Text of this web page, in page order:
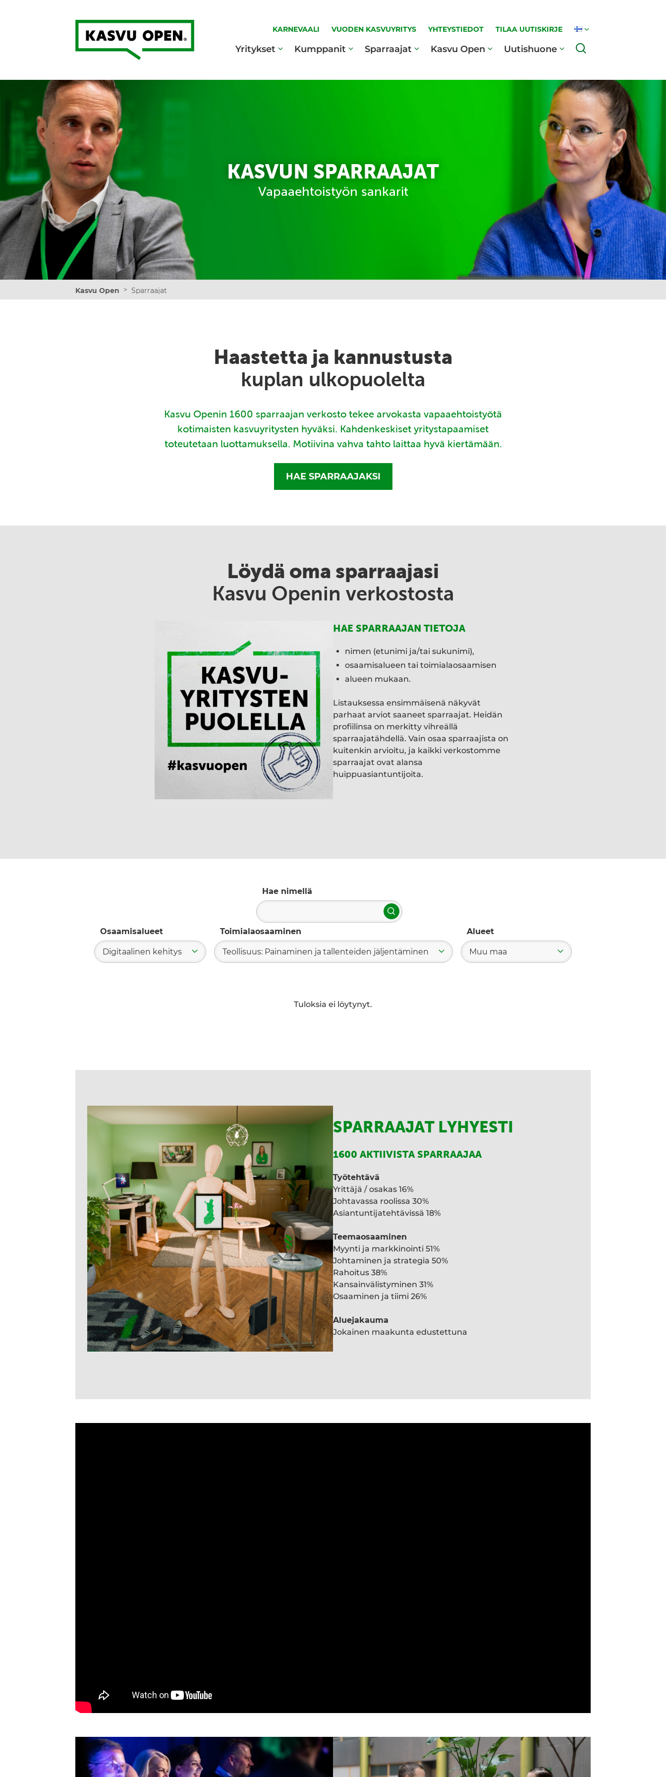
Kasvu Open
KARNEVAALI VUODEN KASVUYRITYS YHTEYSTIEDOT TILAA UUTISKIRJE
Yritykset Kumppanit Sparraajat Kasvu Open Uutishuone
KASVUN SPARRAAJAT
Vapaaehtoistyön sankarit
Kasvu Open > Sparraajat
Haastetta ja kannustusta
kuplan ulkopuolelta
Kasvu Openin 1600 sparraajan verkosto tekee arvokasta vapaaehtoistyötä
kotimaisten kasvuyritysten hyväksi. Kahdenkeskiset yritystapaamiset
toteutetaan luottamuksella. Motiivina vahva tahto laittaa hyvä kiertämään.
HAE SPARRAAJAKSI
Löydä oma sparraajasi
Kasvu Openin verkostosta
HAE SPARRAAJAN TIETOJA
nimen (etunimi ja/tai sukunimi),
osaamisalueen tai toimialaosaamisen
alueen mukaan.
Listauksessa ensimmäisenä näkyvät
parhaat arviot saaneet sparraajat. Heidän
profiilinsa on merkitty vihreällä
sparraajatähdellä. Vain osaa sparraajista on
kuitenkin arvioitu, ja kaikki verkostomme
sparraajat ovat alansa
huippuasiantuntijoita.
Hae nimellä
Hae
Osaamisalueet
Digitaalinen kehitys
Toimialaosaaminen
Teollisuus: Painaminen ja tallenteiden jäljentäminen
Alueet
Muu maa
Tuloksia ei löytynyt.
SPARRAAJAT LYHYESTI
1600 AKTIIVISTA SPARRAAJAA
Työtehtävä
Yrittäjä / osakas 16%
Johtavassa roolissa 30%
Asiantuntijatehtävissä 18%
Teemaosaaminen
Myynti ja markkinointi 51%
Johtaminen ja strategia 50%
Rahoitus 38%
Kansainvälistyminen 31%
Osaaminen ja tiimi 26%
Aluejakauma
Jokainen maakunta edustettuna